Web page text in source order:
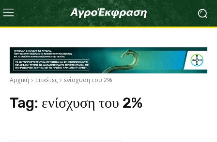
Αρχική Ετικέτες ενίσχυση του 2%
Tag: ενίσχυση του 2%